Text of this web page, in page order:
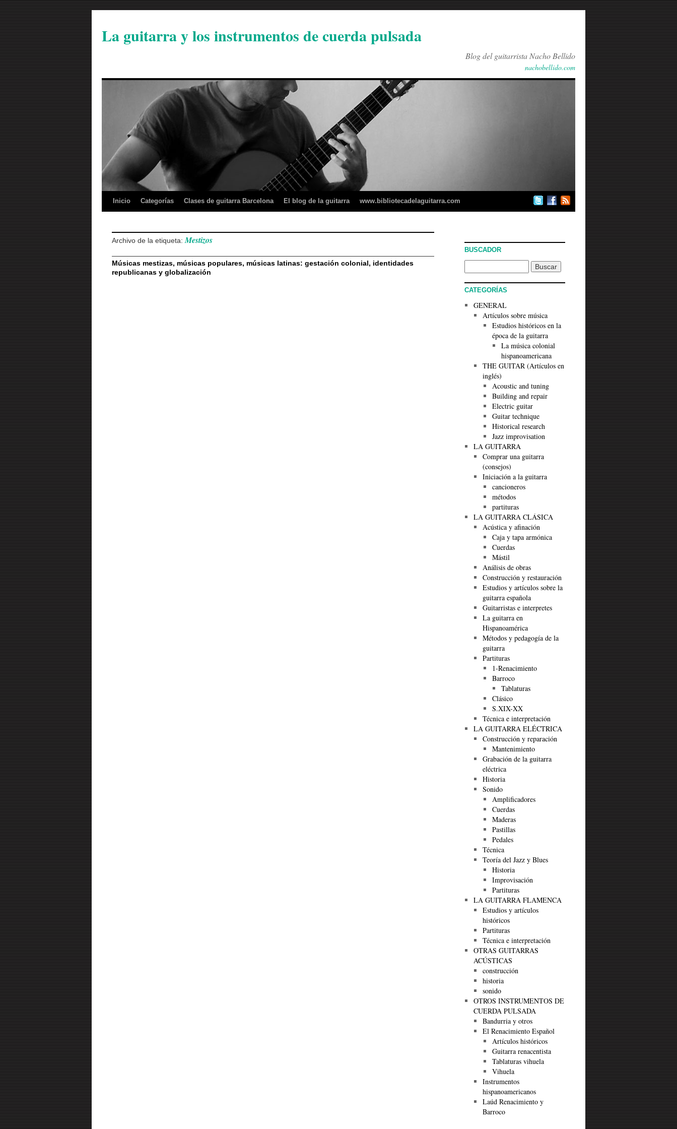
La guitarra y los instrumentos de cuerda pulsada
Blog del guitarrista Nacho Bellido
nachobellido.com
Inicio Categorías Clases de guitarra Barcelona El blog de la guitarra www.bibliotecadelaguitarra.com
Archivo de la etiqueta: Mestizos
Músicas mestizas, músicas populares, músicas latinas: gestación colonial, identidades
republicanas y globalización
BUSCADOR
CATEGORÍAS
GENERAL
Artículos sobre música
Estudios históricos en la
época de la guitarra
La música colonial
hispanoamericana
THE GUITAR (Artículos en
inglés)
Acoustic and tuning
Building and repair
Electric guitar
Guitar technique
Historical research
Jazz improvisation
LA GUITARRA
Comprar una guitarra
(consejos)
Iniciación a la guitarra
cancioneros
métodos
partituras
LA GUITARRA CLÁSICA
Acústica y afinación
Caja y tapa armónica
Cuerdas
Mástil
Análisis de obras
Construcción y restauración
Estudios y artículos sobre la
guitarra española
Guitarristas e interpretes
La guitarra en
Hispanoamérica
Métodos y pedagogía de la
guitarra
Partituras
1-Renacimiento
Barroco
Tablaturas
Clásico
S.XIX-XX
Técnica e interpretación
LA GUITARRA ELÉCTRICA
Construcción y reparación
Mantenimiento
Grabación de la guitarra
eléctrica
Historia
Sonido
Amplificadores
Cuerdas
Maderas
Pastillas
Pedales
Técnica
Teoría del Jazz y Blues
Historia
Improvisación
Partituras
LA GUITARRA FLAMENCA
Estudios y artículos
históricos
Partituras
Técnica e interpretación
OTRAS GUITARRAS
ACÚSTICAS
construcción
historia
sonido
OTROS INSTRUMENTOS DE
CUERDA PULSADA
Bandurria y otros
El Renacimiento Español
Artículos históricos
Guitarra renacentista
Tablaturas vihuela
Vihuela
Instrumentos
hispanoamericanos
Laúd Renacimiento y
Barroco